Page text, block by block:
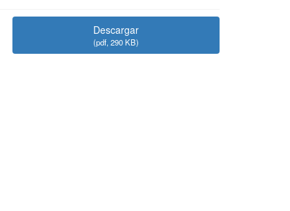
Descargar
(pdf, 290 KB)